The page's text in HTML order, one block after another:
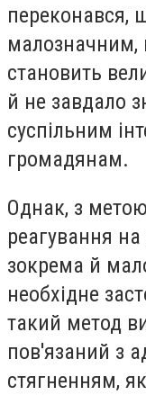
переконався,
малозначним,
становить
й не завдало
суспільним
громадянам.
Однак, з метою
реагування на
зокрема й
необхідне
такий метод
пов'язаний з
стягненням,